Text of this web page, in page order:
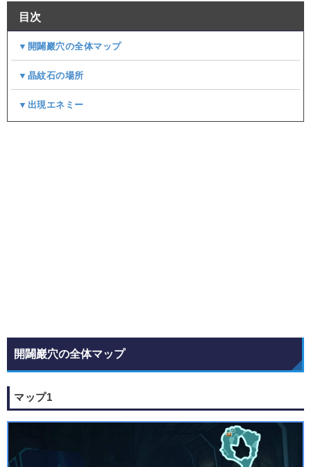
目次
▼開闢巖穴の全体マップ
▼晶紋石の場所
▼出現エネミー
開闢巖穴の全体マップ
マップ1